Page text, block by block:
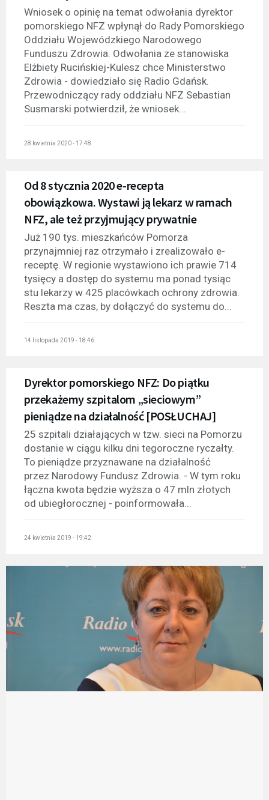
Wniosek o opinię na temat odwołania dyrektor
pomorskiego NFZ wpłynął do Rady Pomorskiego
Oddziału Wojewódzkiego Narodowego
Funduszu Zdrowia. Odwołania ze stanowiska
Elżbiety Rucińskiej-Kulesz chce Ministerstwo
Zdrowia - dowiedziało się Radio Gdańsk.
Przewodniczący rady oddziału NFZ Sebastian
Susmarski potwierdził, że wniosek...
28 kwietnia 2020 - 17:48
Od 8 stycznia 2020 e-recepta
obowiązkowa. Wystawi ją lekarz w ramach
NFZ, ale też przyjmujący prywatnie
Już 190 tys. mieszkańców Pomorza
przynajmniej raz otrzymało i zrealizowało e-
receptę. W regionie wystawiono ich prawie 714
tysięcy a dostęp do systemu ma ponad tysiąc
stu lekarzy w 425 placówkach ochrony zdrowia.
Reszta ma czas, by dołączyć do systemu do...
14 listopada 2019 - 18:46
Dyrektor pomorskiego NFZ: Do piątku
przekażemy szpitalom „sieciowym”
pieniądze na działalność [POSŁUCHAJ]
25 szpitali działających w tzw. sieci na Pomorzu
dostanie w ciągu kilku dni tegoroczne ryczałty.
To pieniądze przyznawane na działalność
przez Narodowy Fundusz Zdrowia. - W tym roku
łączna kwota będzie wyższa o 47 mln złotych
od ubiegłorocznej - poinformowała...
24 kwietnia 2019 - 19:42